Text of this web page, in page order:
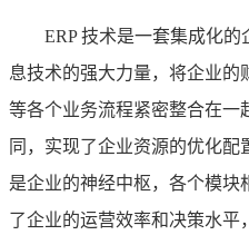
ERP 技术是一套集成化
息技术的强大力量，将企业
等各个业务流程紧密整合在一
同，实现了企业资源的优化配
是企业的神经中枢，各个模
了企业的运营效率和决策水平